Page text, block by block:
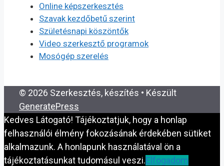
Online képszerkesztés
Szavak kezdőbetű szerint
Születésnapi köszöntők
Video szerkesztő programok
Mosógép szerelés
© 2026 Szerkesztés, készítés • Készült
GeneratePress
Kedves Látogató! Tájékoztatjuk, hogy a honlap
felhasználói élmény fokozásának érdekében sütiket
alkalmazunk. A honlapunk használatával ön a
tájékoztatásunkat tudomásul veszi.Elfogadom